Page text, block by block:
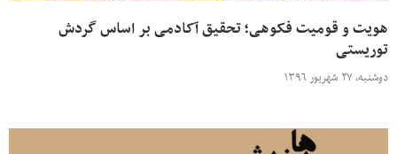
هویت و قومیت فکوهی؛ تحقیق آکادمی بر اساس گردش
توریستی
دوشنبه، ۲۷ شهریور ۱۳۹۶